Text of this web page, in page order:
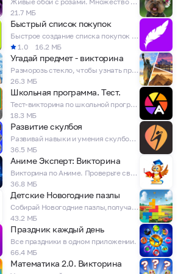
и размытость. Также можете
установите виджет. Всех с наступающим
автоматически. Если на вашем
обновится.
21.7 МБ
Быстрый список покупок
Быстрое создание списка покупок и любых других списков
1.0
16.2 МБ
Угадай предмет - викторина
Разморозь стекло, чтобы узнать предмет
26.3 МБ
Школьная программа. Тест.
Тест-викторина по школьной программе.
18.3 МБ
Развитие скулбоя
Развивай навыки и умения скулбоя, чтобы стать супербоем.
36.5 МБ
Аниме Эксперт: Викторина
Викторина по Аниме. Проверьте свои знания Аниме.
36.8 МБ
Детские Новогодние пазлы
Собирай Новогодние пазлы,получай поздравления от Деда Мороза!
43.2 МБ
Праздник каждый день
Все праздники в одном приложении.
66.4 МБ
Математика 2.0. Викторина